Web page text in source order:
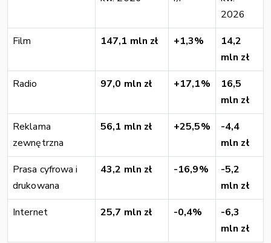
2026
Film
147,1 mln zł +1,3%
14,2
mln zł
Radio
97,0 mln zł +17,1%
16,5
mln zł
Reklama
zewnętrzna
56,1 mln zł +25,5%
-4,4
mln zł
Prasa cyfrowa i
drukowana
43,2 mln zł -16,9%
-5,2
mln zł
Internet
25,7 mln zł -0,4%
-6,3
mln zł